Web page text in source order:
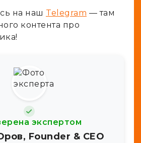
на наш Telegram — там
контента про
экспертом
Founder & CEO